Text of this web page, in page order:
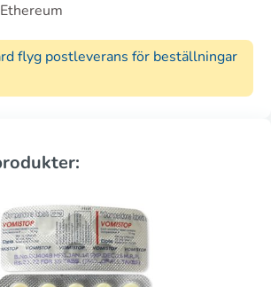
Ethereum
flyg postleverans för beställningar